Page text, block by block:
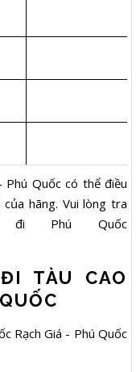
Phú Quốc có thể điều
hãng. Vui lòng tra
Phú Quốc
TÀU CAO
Rạch Giá - Phú Quốc